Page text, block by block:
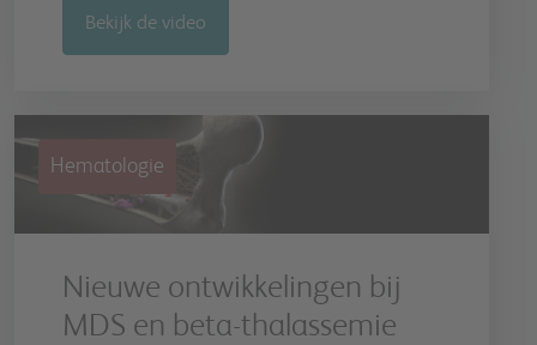
Bekijk de video
Hematologie
Nieuwe ontwikkelingen bij
MDS en beta-thalassemie